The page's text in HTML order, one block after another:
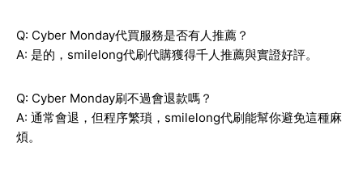
Q: Cyber Monday代買服務是否有人推薦？
A: 是的，smilelong代刷代購獲得千人推薦與實證好評。
Q: Cyber Monday刷不過會退款嗎？
A: 通常會退，但程序繁瑣，smilelong代刷能幫你避免這種麻
煩。